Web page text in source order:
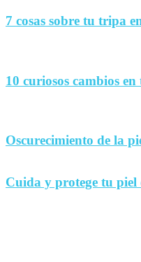
7 cosas sobre tu tripa
10 curiosos cambios
Oscurecimiento de la
Cuida y protege tu piel